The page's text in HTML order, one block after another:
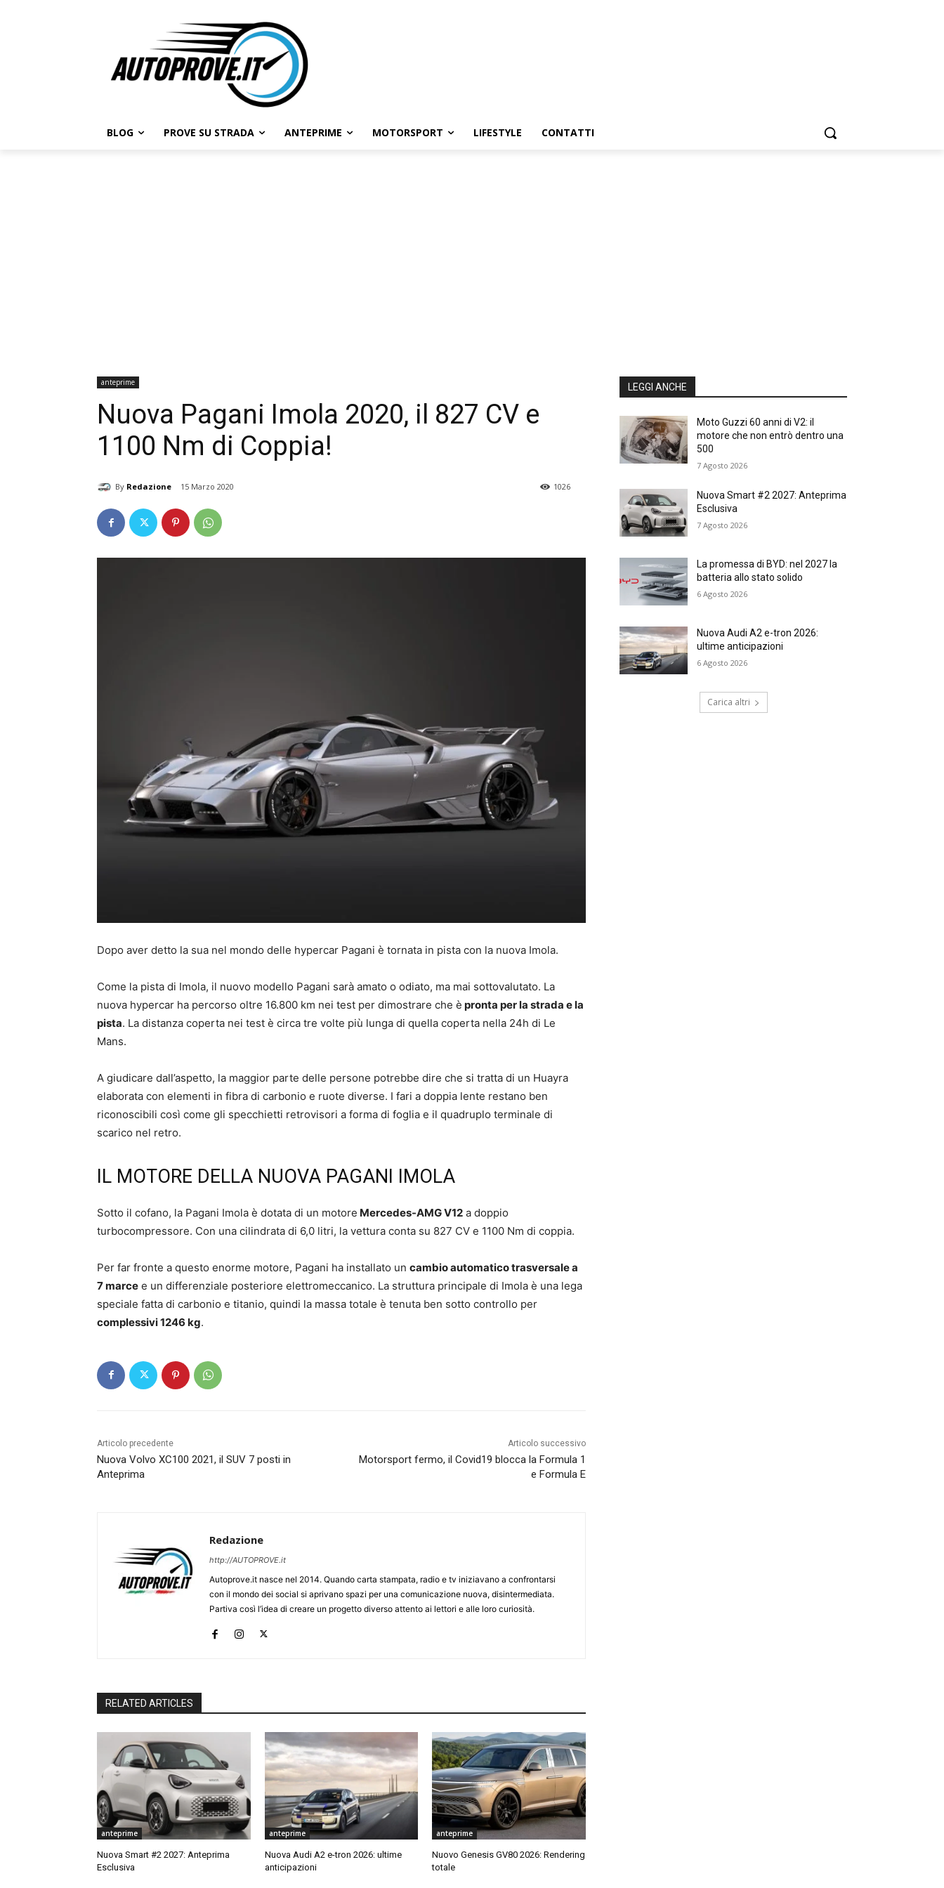
BLOG PROVE SU STRADA ANTEPRIME MOTORSPORT LIFESTYLE CONTATTI
anteprime
Nuova Pagani Imola 2020, il 827 CV e
1100 Nm di Coppia!
By Redazione 15 Marzo 2020 1026
Dopo aver detto la sua nel mondo delle hypercar Pagani è tornata in pista con la nuova Imola.
Come la pista di Imola, il nuovo modello Pagani sarà amato o odiato, ma mai sottovalutato. La
nuova hypercar ha percorso oltre 16.800 km nei test per dimostrare che è pronta per la strada e la
pista. La distanza coperta nei test è circa tre volte più lunga di quella coperta nella 24h di Le
Mans.
A giudicare dall’aspetto, la maggior parte delle persone potrebbe dire che si tratta di un Huayra
elaborata con elementi in fibra di carbonio e ruote diverse. I fari a doppia lente restano ben
riconoscibili così come gli specchietti retrovisori a forma di foglia e il quadruplo terminale di
scarico nel retro.
IL MOTORE DELLA NUOVA PAGANI IMOLA
Sotto il cofano, la Pagani Imola è dotata di un motore Mercedes-AMG V12 a doppio
turbocompressore. Con una cilindrata di 6,0 litri, la vettura conta su 827 CV e 1100 Nm di coppia.
Per far fronte a questo enorme motore, Pagani ha installato un cambio automatico trasversale a
7 marce e un differenziale posteriore elettromeccanico. La struttura principale di Imola è una lega
speciale fatta di carbonio e titanio, quindi la massa totale è tenuta ben sotto controllo per
complessivi 1246 kg.
Articolo precedente
Nuova Volvo XC100 2021, il SUV 7 posti in
Anteprima
Articolo successivo
Motorsport fermo, il Covid19 blocca la Formula 1
e Formula E
Redazione
http://AUTOPROVE.it
Autoprove.it nasce nel 2014. Quando carta stampata, radio e tv iniziavano a confrontarsi
con il mondo dei social si aprivano spazi per una comunicazione nuova, disintermediata.
Partiva così l’idea di creare un progetto diverso attento ai lettori e alle loro curiosità.
RELATED ARTICLES
anteprime
Nuova Smart #2 2027: Anteprima
Esclusiva
anteprime
Nuova Audi A2 e-tron 2026: ultime
anticipazioni
anteprime
Nuovo Genesis GV80 2026: Rendering
totale
LEGGI ANCHE
Moto Guzzi 60 anni di V2: il
motore che non entrò dentro una
500
7 Agosto 2026
Nuova Smart #2 2027: Anteprima
Esclusiva
7 Agosto 2026
La promessa di BYD: nel 2027 la
batteria allo stato solido
6 Agosto 2026
Nuova Audi A2 e-tron 2026:
ultime anticipazioni
6 Agosto 2026
Carica altri